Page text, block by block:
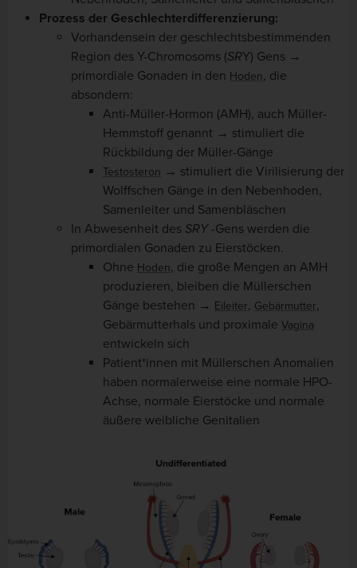
Prozess der Geschlechterdifferenzierung:
Vorhandensein der geschlechtsbestimmenden
Region des Y-Chromosoms (SRY) Gens →
primordiale Gonaden in den Hoden, die
absondern:
Anti-Müller-Hormon (AMH), auch Müller-
Hemmstoff genannt → stimuliert die
Rückbildung der Müller-Gänge
Testosteron → stimuliert die Virilisierung der
Wolffschen Gänge in den Nebenhoden,
Samenleiter und Samenbläschen
In Abwesenheit des SRY-Gens werden die
primordialen Gonaden zu Eierstöcken.
Ohne Hoden, die große Mengen an AMH
produzieren, bleiben die Müllerschen
Gänge bestehen → Eileiter, Gebärmutter,
Gebärmutterhals und proximale Vagina
entwickeln sich
Patient*innen mit Müllerschen Anomalien
haben normalerweise eine normale HPO-
Achse, normale Eierstöcke und normale
äußere weibliche Genitalien